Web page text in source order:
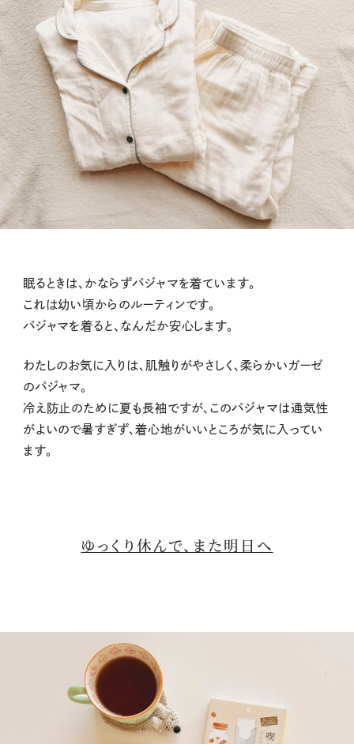
眠るときは、かならずパジャマを着ています。
これは幼い頃からのルーティンです。
パジャマを着ると、なんだか安心します。
わたしのお気に入りは、肌触りがやさしく、柔らかいガーゼ
のパジャマ。
冷え防止のために夏も長袖ですが、このパジャマは通気性
がよいので暑すぎず、着心地がいいところが気に入ってい
ます。
ゆっくり休んで、また明日へ